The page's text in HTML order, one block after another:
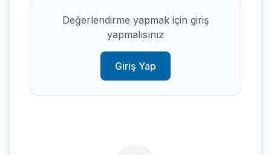
Değerlendirme yapmak için giriş
yapmalısınız
Giriş Yap